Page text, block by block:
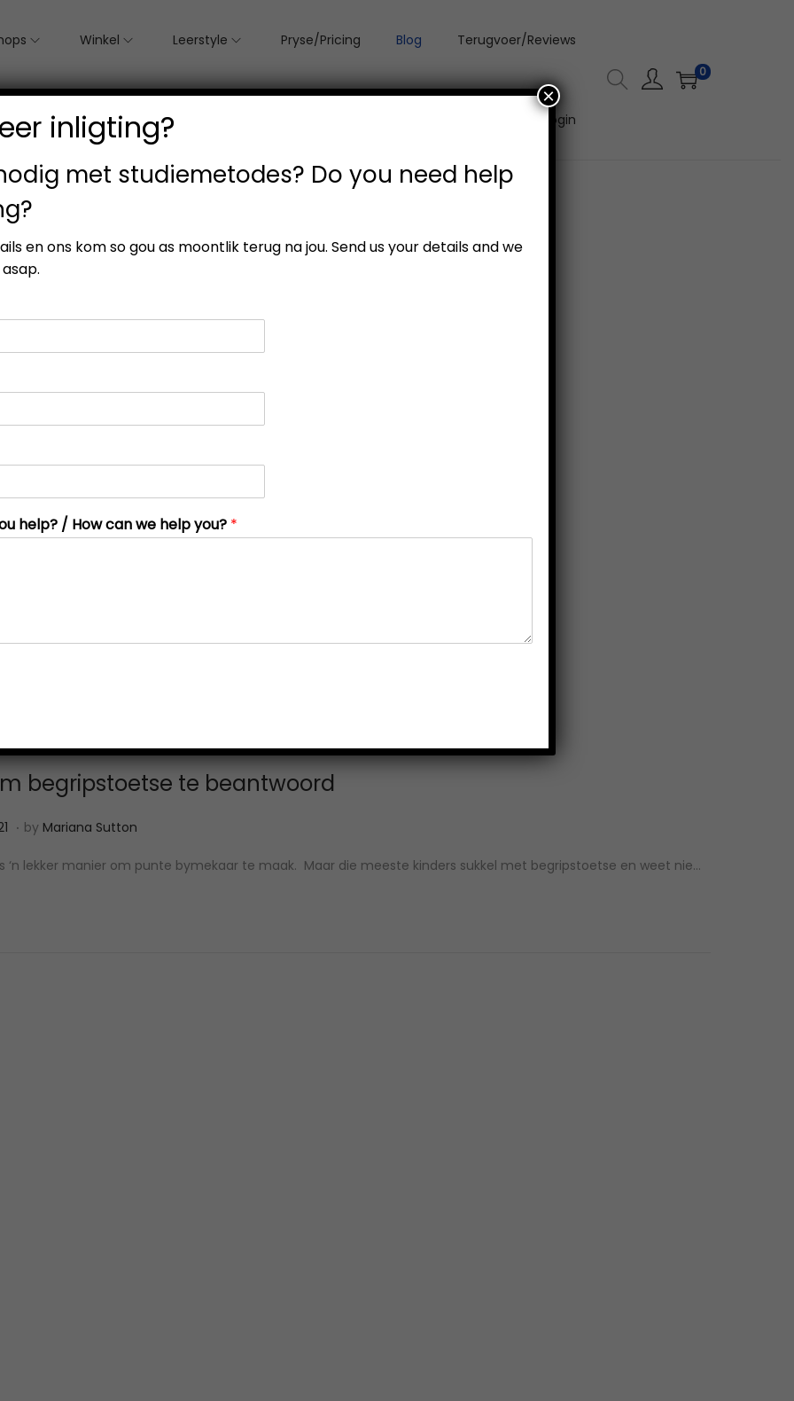
Winkel Leerstyle Pryse/Pricing Blog Terugvoer/Reviews
Aanlyn Video Kursus Login
0
begripstoetse te beantwoord
A
r
. by Mariana Sutton
‘n lekker manier om punte bymekaar te maak. Maar die meeste kinders sukkel met begripstoetse en weet nie…
inligting?
met studiemetodes? Do you need help
en ons kom so gou as moontlik terug na jou. Send us your details and we
help? / How can we help you? *
×